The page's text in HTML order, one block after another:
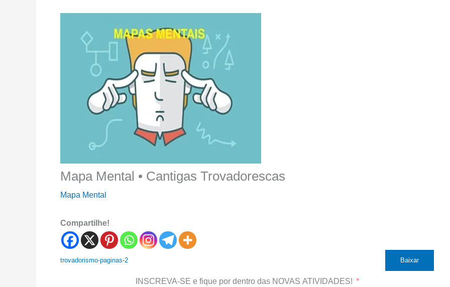
Mapa Mental • Cantigas Trovadorescas
Mapa Mental
Compartilhe!
trovadorismo-paginas-2 Baixar
INSCREVA-SE e fique por dentro das NOVAS ATIVIDADES!